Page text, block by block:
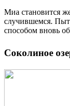
Миа становится
случившемся.
способом вновь
Соколиное